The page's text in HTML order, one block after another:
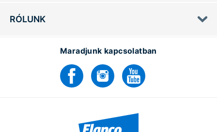
RÓLUNK
Maradjunk kapcsolatban